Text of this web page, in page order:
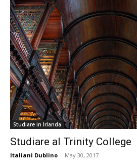
Studiare in Irlanda
Studiare al Trinity College
Italiani Dublino - May 30, 2017